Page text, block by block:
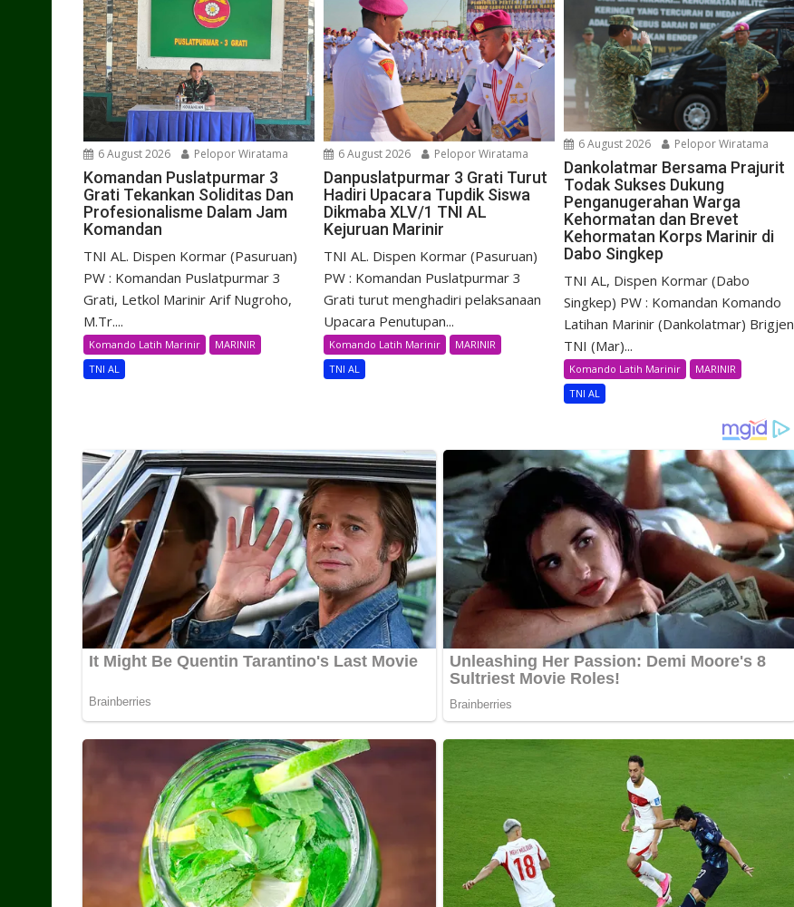
6 August 2026 Pelopor Wiratama
Komandan Puslatpurmar 3
Grati Tekankan Soliditas Dan
Profesionalisme Dalam Jam
Komandan
TNI AL. Dispen Kormar (Pasuruan)
PW : Komandan Puslatpurmar 3
Grati, Letkol Marinir Arif Nugroho,
M.Tr....
Komando Latih Marinir
MARINIR
TNI AL
6 August 2026 Pelopor Wiratama
Danpuslatpurmar 3 Grati Turut
Hadiri Upacara Tupdik Siswa
Dikmaba XLV/1 TNI AL
Kejuruan Marinir
TNI AL. Dispen Kormar (Pasuruan)
PW : Komandan Puslatpurmar 3
Grati turut menghadiri pelaksanaan
Upacara Penutupan...
Komando Latih Marinir
MARINIR
TNI AL
6 August 2026 Pelopor Wiratama
Dankolatmar Bersama Prajurit
Todak Sukses Dukung
Penganugerahan Warga
Kehormatan dan Brevet
Kehormatan Korps Marinir di
Dabo Singkep
TNI AL, Dispen Kormar (Dabo
Singkep) PW : Komandan Komando
Latihan Marinir (Dankolatmar) Brigjen
TNI (Mar)...
Komando Latih Marinir
MARINIR
TNI AL